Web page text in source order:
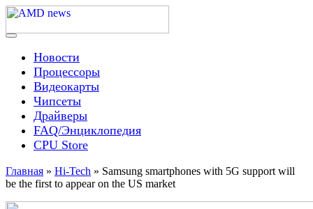
Skip
content
AMD news
Menu
Новости
Процессоры
Видеокарты
Чипсеты
Драйверы
FAQ/Энциклопедия
CPU Store
Главная » Hi-Tech » Samsung smartphones with 5G support will
be the first to appear on the US market